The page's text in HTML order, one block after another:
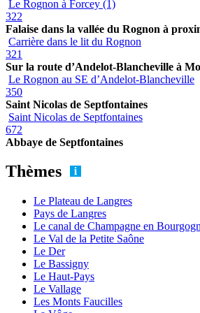
Le Rognon à Forcey (1)
322
Falaise dans la vallée du Rognon à
Carrière dans le lit du Rognon
321
Sur la route d’Andelot-Blancheville à
Le Rognon au SE d’Andelot-Blancheville
350
Saint Nicolas de Septfontaines
Saint Nicolas de Septfontaines
672
Abbaye de Septfontaines
Thèmes
Le Plateau de Langres
Pays de Langres
Le canal de Champagne en
Le Val de la Petite Saône
Le Der
Le Bassigny
Le Haut-Pays
Le Vallage
Les Monts Faucilles